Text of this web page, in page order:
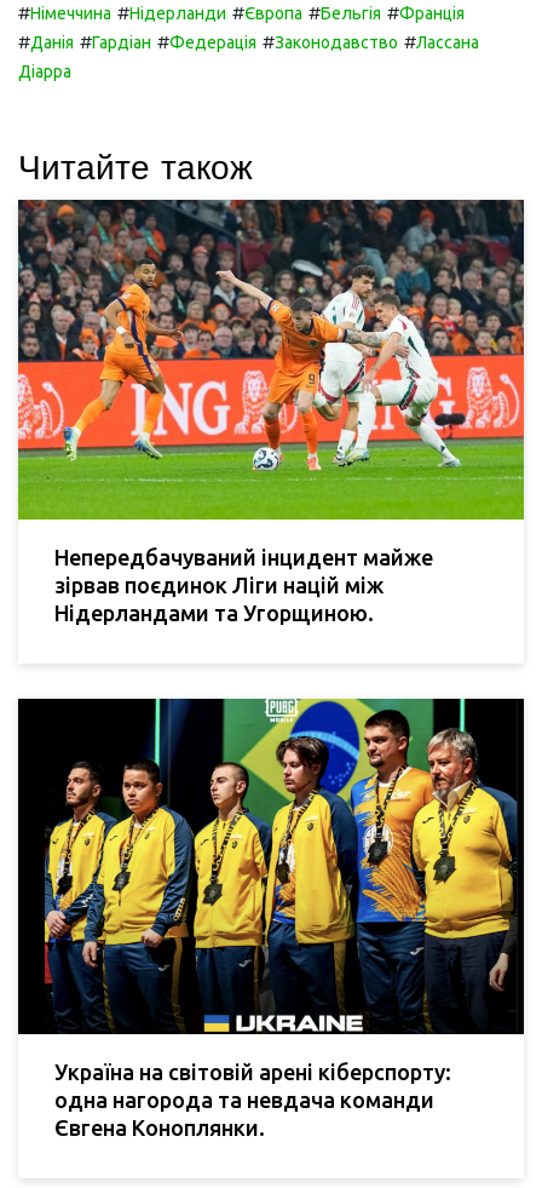
#Німеччина #Нідерланди #Європа #Бельгія #Франція
#Данія #Гардіан #Федерація #Законодавство #Лассана
Діарра
Читайте також
Непередбачуваний інцидент майже
зірвав поєдинок Ліги націй між
Нідерландами та Угорщиною.
Україна на світовій арені кіберспорту:
одна нагорода та невдача команди
Євгена Коноплянки.